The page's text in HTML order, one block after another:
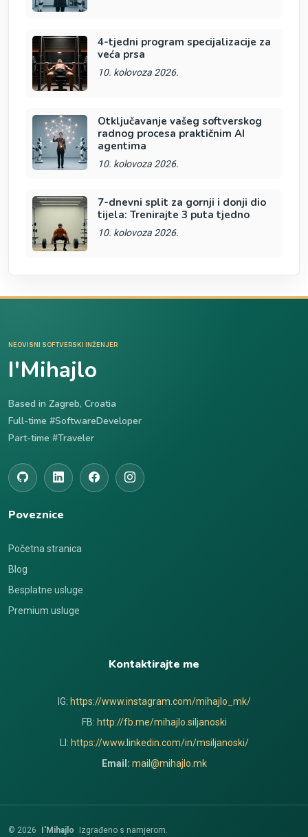
4-tjedni program specijalizacije za
veća prsa
10. kolovoza 2026.
Otključavanje vašeg softverskog
radnog procesa praktičnim AI
agentima
10. kolovoza 2026.
7-dnevni split za gornji i donji dio
tijela: Trenirajte 3 puta tjedno
10. kolovoza 2026.
NEOVISNI SOFTVERSKI INŽENJER
I'Mihajlo
Based in Zagreb, Croatia
Full-time #SoftwareDeveloper
Part-time #Traveler
Poveznice
Početna stranica
Blog
Besplatne usluge
Premium usluge
Kontaktirajte me
IG: https://www.instagram.com/mihajlo_mk/
FB: http://fb.me/mihajlo.siljanoski
LI: https://www.linkedin.com/in/msiljanoski/
Email: mail@mihajlo.mk
© 2026 I'Mihajlo Izgrađeno s namjerom.